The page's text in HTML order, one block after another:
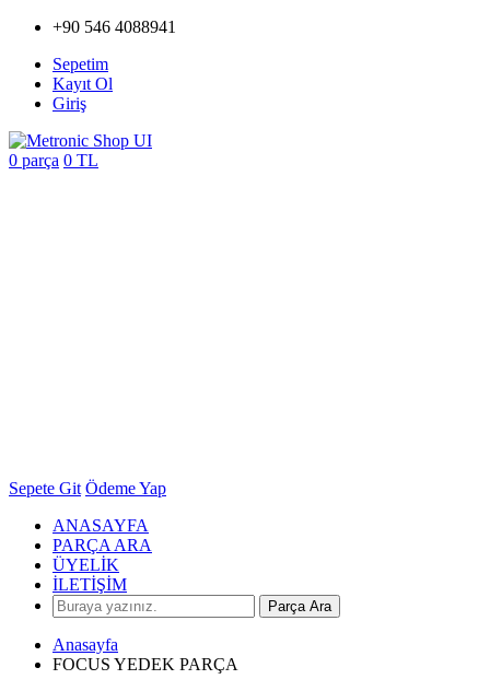
+90 546 4088941
Sepetim
Kayıt Ol
Giriş
0 parça 0 TL
Sepete Git Ödeme Yap
ANASAYFA
PARÇA ARA
ÜYELİK
İLETİŞİM
Parça Ara
Anasayfa
FOCUS YEDEK PARÇA